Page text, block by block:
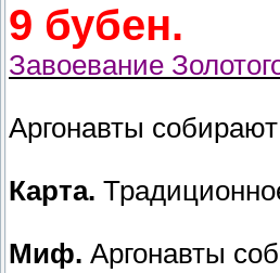
9 бубен.
Завоевание
Аргонавты
Карта.
Миф. Аргонавты